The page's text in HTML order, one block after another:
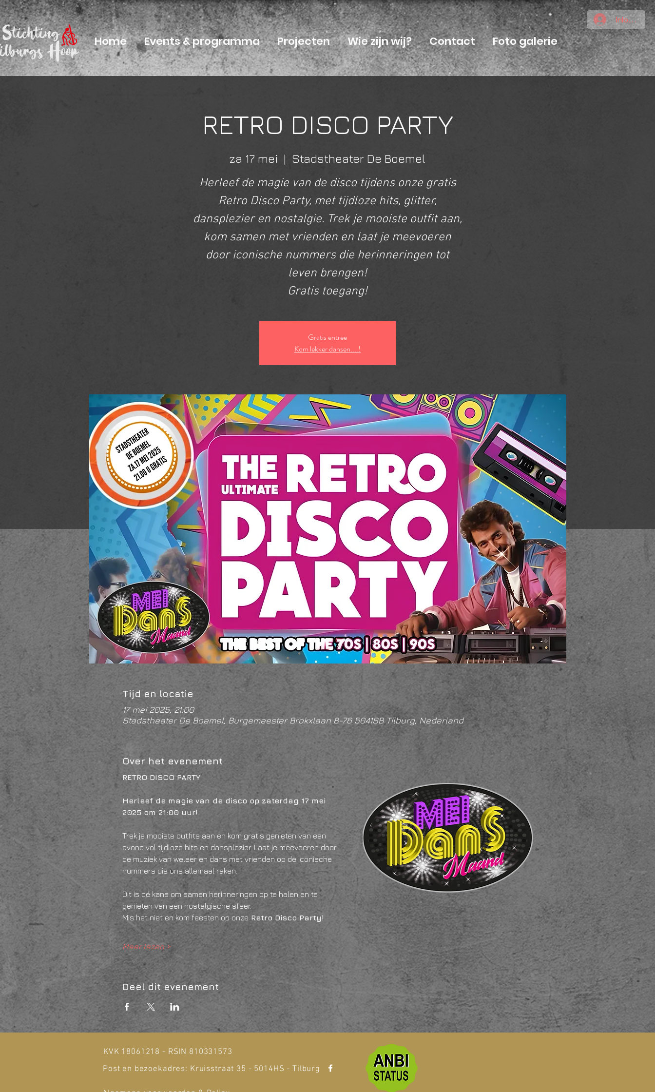
Home Events & programma Projecten Wie zijn wij? Contact Foto galerie
Inloggen
RETRO DISCO PARTY
za 17 mei
  |
Stadstheater De Boemel
Herleef de magie van de disco tijdens onze gratis
Retro Disco Party, met tijdloze hits, glitter,
dansplezier en nostalgie. Trek je mooiste outfit aan,
kom samen met vrienden en laat je meevoeren
door iconische nummers die herinneringen tot
leven brengen!
Gratis toegang!
Gratis entree
Kom lekker dansen....!
Tijd en locatie
17 mei 2025, 21:00
Stadstheater De Boemel, Burgemeester Brokxlaan 8-76 5041SB Tilburg, Nederland
Over het evenement
RETRO DISCO PARTY
Herleef de magie van de disco op zaterdag 17 mei
2025 om 21:00 uur!
Trek je mooiste outfits aan en kom gratis genieten van een
avond vol tijdloze hits en dansplezier. Laat je meevoeren door
de muziek van weleer en dans met vrienden op de iconische
nummers die ons allemaal raken.
Dit is dé kans om samen herinneringen op te halen en te
genieten van een nostalgische sfeer.
Mis het niet en kom feesten op onze Retro Disco Party!
Meer lezen >
Deel dit evenement
KVK 18061218 - RSIN 810331573
Post en bezoekadres: Kruisstraat 35 - 5014HS - Tilburg